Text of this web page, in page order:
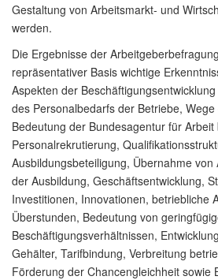
Gestaltung von Arbeitsmarkt- und
werden.
Die Ergebnisse der
repräsentativer Basis wichtige
Aspekten der
des Personalbedarfs der Betriebe,
Bedeutung der Bundesagentur für Arbeit
Personalrekrutierung,
Ausbildungsbeteiligung, Übernahme von
der Ausbildung, Geschäftsentwicklung,
Investitionen, Innovationen, betriebliche
Überstunden, Bedeutung von
Beschäftigungsverhältnissen,
Gehälter, Tarifbindung, Verbreitung
Förderung der Chancengleichheit sowie